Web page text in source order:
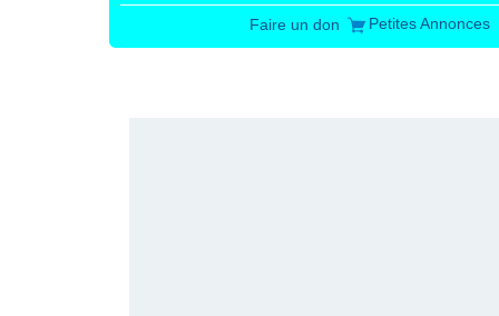
Faire un don Petites Annonces